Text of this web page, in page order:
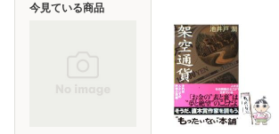
今見ている商品